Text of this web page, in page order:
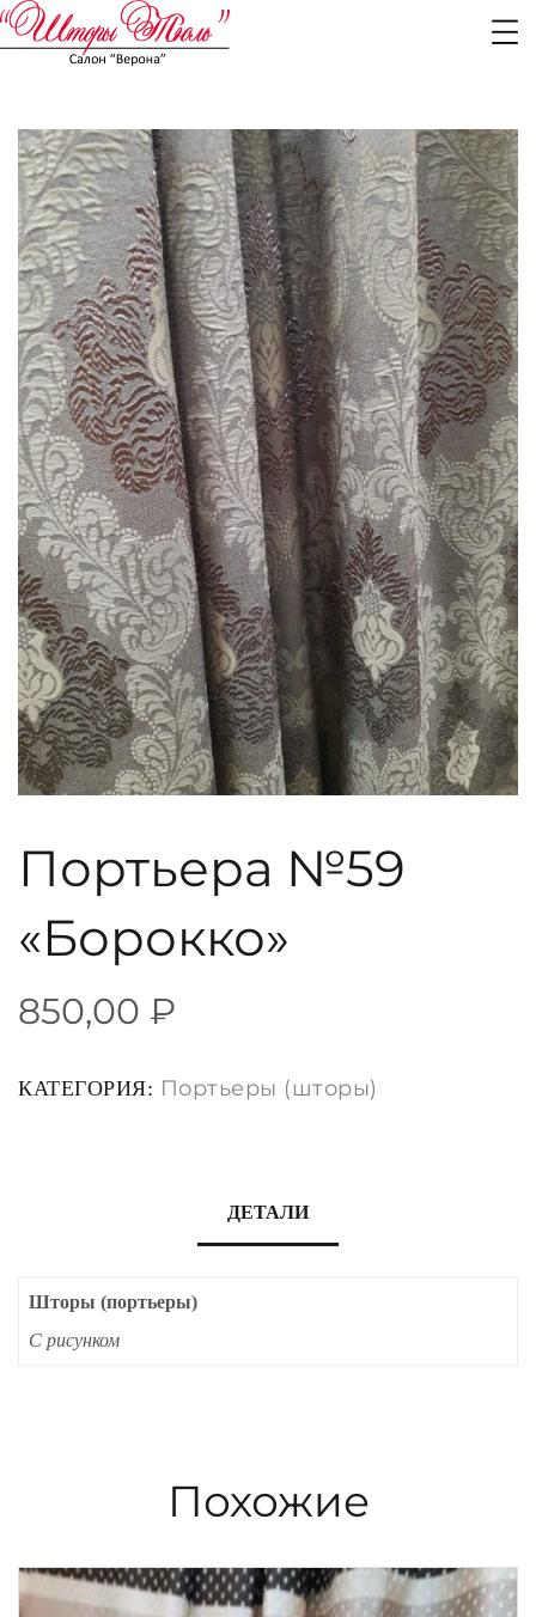
Портьера №59
«Борокко»
850,00 ₽
КАТЕГОРИЯ: Портьеры (шторы)
ДЕТАЛИ
Шторы (портьеры)
С рисунком
Похожие